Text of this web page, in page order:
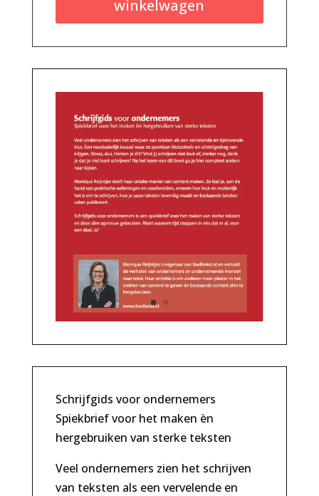
winkelwagen
Schrijfgids voor ondernemers
Spiekbrief voor het maken èn
hergebruiken van sterke teksten
Veel ondernemers zien het schrijven
van teksten als een vervelende en